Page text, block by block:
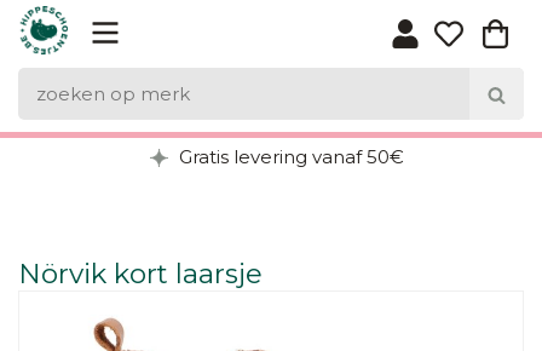
Gratis levering vanaf 50€
Nörvik kort laarsje